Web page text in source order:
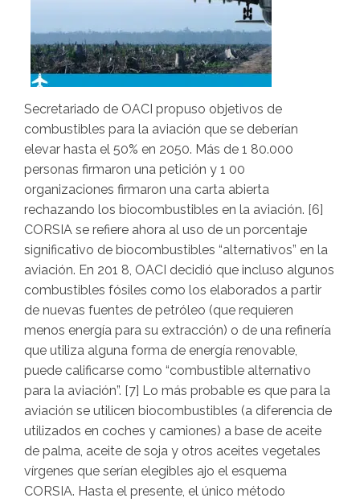
Secretariado de OACI propuso objetivos de
combustibles para la aviación que se deberían
elevar hasta el 50% en 2050. Más de 1 80.000
personas firmaron una petición y 1 00
organizaciones firmaron una carta abierta
rechazando los biocombustibles en la aviación. [6]
CORSIA se refiere ahora al uso de un porcentaje
significativo de biocombustibles “alternativos” en la
aviación. En 201 8, OACI decidió que incluso algunos
combustibles fósiles como los elaborados a partir
de nuevas fuentes de petróleo (que requieren
menos energía para su extracción) o de una refinería
que utiliza alguna forma de energía renovable,
puede calificarse como “combustible alternativo
para la aviación”. [7] Lo más probable es que para la
aviación se utilicen biocombustibles (a diferencia de
utilizados en coches y camiones) a base de aceite
de palma, aceite de soja y otros aceites vegetales
vírgenes que serían elegibles ajo el esquema
CORSIA. Hasta el presente, el único método